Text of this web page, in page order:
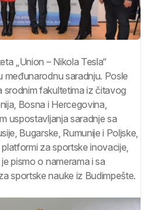
„Union – Nikola Tesla“
međunarodnu saradnju. Posle
srodnim fakultetima iz čitavog
Bosna i Hercegovina,
uspostavljanja saradnje sa
Bugarske, Rumunije i Poljske,
za sportske inovacije,
pismo o namerama i sa
sportske nauke iz Budimpešte.